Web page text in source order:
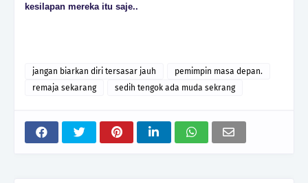
kesilapan mereka itu saje..
jangan biarkan diri tersasar jauh
pemimpin masa depan.
remaja sekarang
sedih tengok ada muda sekrang